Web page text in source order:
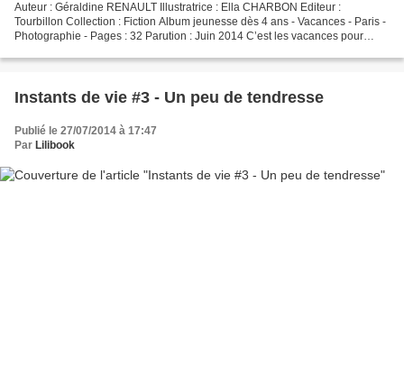
Auteur : Géraldine RENAULT Illustratrice : Ella CHARBON Editeur :
Tourbillon Collection : Fiction Album jeunesse dès 4 ans - Vacances - Paris -
Photographie - Pages : 32 Parution : Juin 2014 C’est les vacances pour
Instants de vie #3 - Un peu de tendresse
Publié le 27/07/2014 à 17:47
Par Lilibook